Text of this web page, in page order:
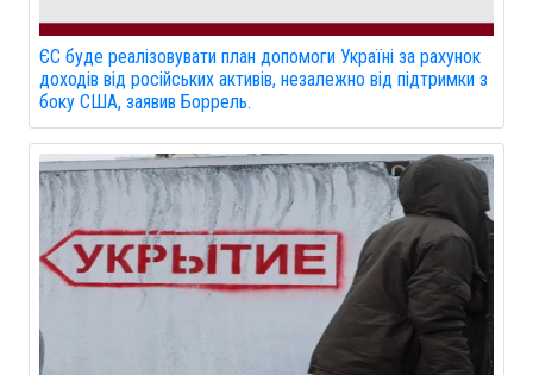
ЄС буде реалізовувати план допомоги Україні за рахунок
доходів від російських активів, незалежно від підтримки з
боку США, заявив Боррель.